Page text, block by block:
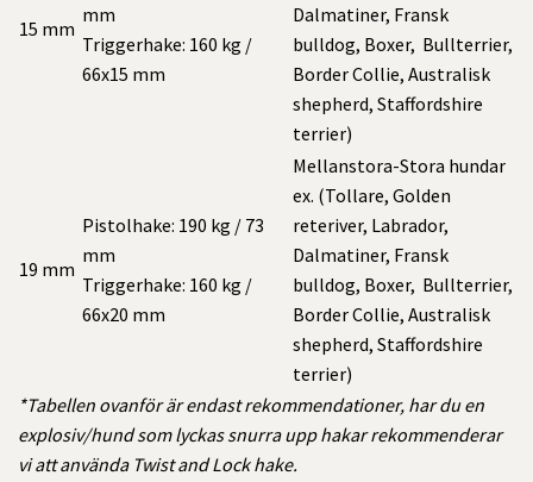
15 mm
mm
Triggerhake: 160 kg /
66x15 mm
Dalmatiner, Fransk
bulldog, Boxer, Bullterrier,
Border Collie, Australisk
shepherd, Staffordshire
terrier)
19 mm
Pistolhake: 190 kg / 73
mm
Triggerhake: 160 kg /
66x20 mm
Mellanstora-Stora hundar
ex. (Tollare, Golden
reteriver, Labrador,
Dalmatiner, Fransk
bulldog, Boxer, Bullterrier,
Border Collie, Australisk
shepherd, Staffordshire
terrier)
*Tabellen ovanför är endast rekommendationer, har du en
explosiv/hund som lyckas snurra upp hakar rekommenderar
vi att använda Twist and Lock hake.